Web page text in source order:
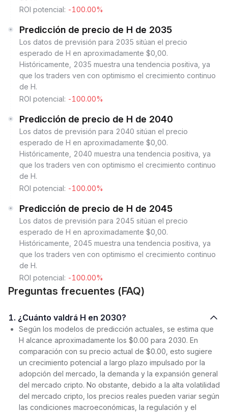
ROI potencial: -100.00%
Predicción de precio de H de 2035
Los datos de previsión para 2035 sitúan el precio
esperado de H en aproximadamente $0,00.
Históricamente, 2035 muestra una tendencia positiva, ya
que los traders ven con optimismo el crecimiento continuo
de H.
ROI potencial: -100.00%
Predicción de precio de H de 2040
Los datos de previsión para 2040 sitúan el precio
esperado de H en aproximadamente $0,00.
Históricamente, 2040 muestra una tendencia positiva, ya
que los traders ven con optimismo el crecimiento continuo
de H.
ROI potencial: -100.00%
Predicción de precio de H de 2045
Los datos de previsión para 2045 sitúan el precio
esperado de H en aproximadamente $0,00.
Históricamente, 2045 muestra una tendencia positiva, ya
que los traders ven con optimismo el crecimiento continuo
de H.
ROI potencial: -100.00%
Preguntas frecuentes (FAQ)
1. ¿Cuánto valdrá H en 2030?
Según los modelos de predicción actuales, se estima que
H alcance aproximadamente los $0.00 para 2030. En
comparación con su precio actual de $0.00, esto sugiere
un crecimiento potencial a largo plazo impulsado por la
adopción del mercado, la demanda y la expansión general
del mercado cripto. No obstante, debido a la alta volatilidad
del mercado cripto, los precios reales pueden variar según
las condiciones macroeconómicas, la regulación y el